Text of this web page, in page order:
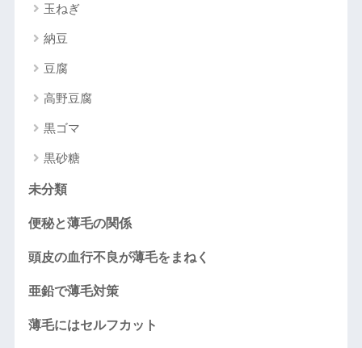
玉ねぎ
納豆
豆腐
高野豆腐
黒ゴマ
黒砂糖
未分類
便秘と薄毛の関係
頭皮の血行不良が薄毛をまねく
亜鉛で薄毛対策
薄毛にはセルフカット